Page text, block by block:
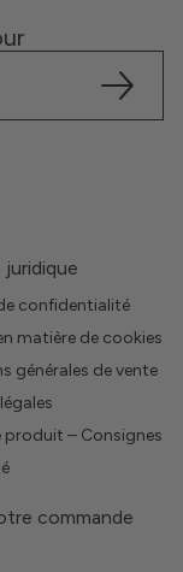
juridique
confidentialité
matière de cookies
générales de vente
produit – Consignes
commande